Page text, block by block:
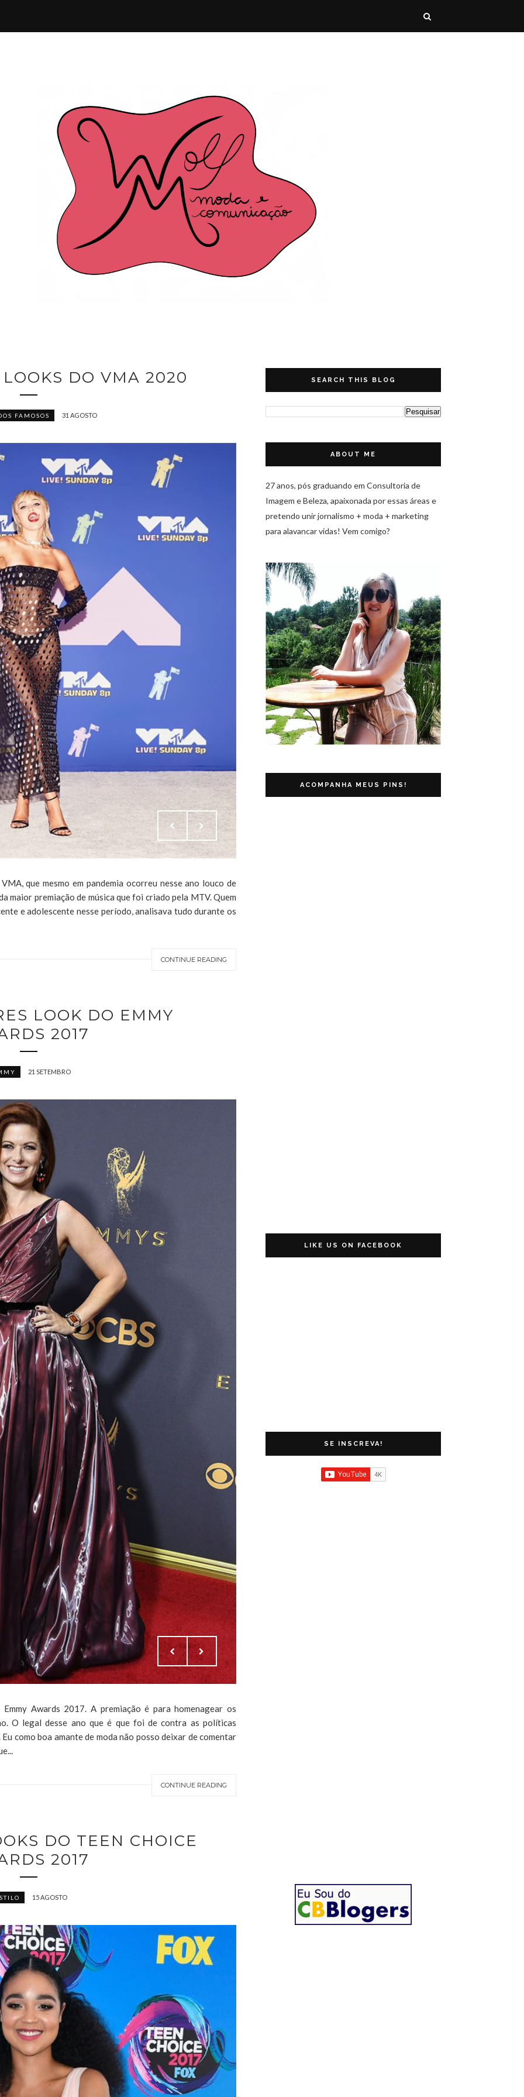
DO VMA 2020
FAMOSOS 31 AGOSTO
que mesmo em pandemia ocorreu nesse ano louco de
maior premiação de música que foi criado pela MTV. Quem
e adolescente nesse período, analisava tudo durante os
CONTINUE READING
LOOK DO EMMY
2017
21 SETEMBRO
Awards 2017. A premiação é para homenagear os
O legal desse ano que é que foi de contra as políticas
como boa amante de moda não posso deixar de comentar
CONTINUE READING
DO TEEN CHOICE
2017
15 AGOSTO
SEARCH THIS BLOG
ABOUT ME
27 anos, pós graduando em Consultoria de
Imagem e Beleza, apaixonada por essas áreas e
pretendo unir jornalismo + moda + marketing
para alavancar vidas! Vem comigo?
ACOMPANHA MEUS PINS!
LIKE US ON FACEBOOK
SE INSCREVA!